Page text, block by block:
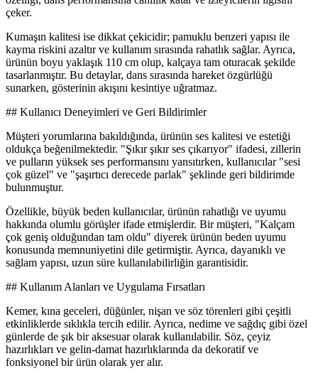
çeker.
Kumaşın kalitesi ise dikkat çekicidir; pamuklu benzeri yapısı ile
kayma riskini azaltır ve kullanım sırasında rahatlık sağlar. Ayrıca,
ürünün boyu yaklaşık 110 cm olup, kalçaya tam oturacak şekilde
tasarlanmıştır. Bu detaylar, dans sırasında hareket özgürlüğü
sunarken, gösterinin akışını kesintiye uğratmaz.
## Kullanıcı Deneyimleri ve Geri Bildirimler
Müşteri yorumlarına bakıldığında, ürünün ses kalitesi ve estetiği
oldukça beğenilmektedir. "Şıkır şıkır ses çıkarıyor" ifadesi, zillerin
ve pulların yüksek ses performansını yansıtırken, kullanıcılar "sesi
çok güzel" ve "şaşırtıcı derecede parlak" şeklinde geri bildirimde
bulunmuştur.
Özellikle, büyük beden kullanıcılar, ürünün rahatlığı ve uyumu
hakkında olumlu görüşler ifade etmişlerdir. Bir müşteri, "Kalçam
çok geniş olduğundan tam oldu" diyerek ürünün beden uyumu
konusunda memnuniyetini dile getirmiştir. Ayrıca, dayanıklı ve
sağlam yapısı, uzun süre kullanılabilirliğin garantisidir.
## Kullanım Alanları ve Uygulama Fırsatları
Kemer, kına geceleri, düğünler, nişan ve söz törenleri gibi çeşitli
etkinliklerde sıklıkla tercih edilir. Ayrıca, nedime ve sağdıç gibi özel
günlerde de şık bir aksesuar olarak kullanılabilir. Söz, çeyiz
hazırlıkları ve gelin-damat hazırlıklarında da dekoratif ve
fonksiyonel bir ürün olarak yer alır.